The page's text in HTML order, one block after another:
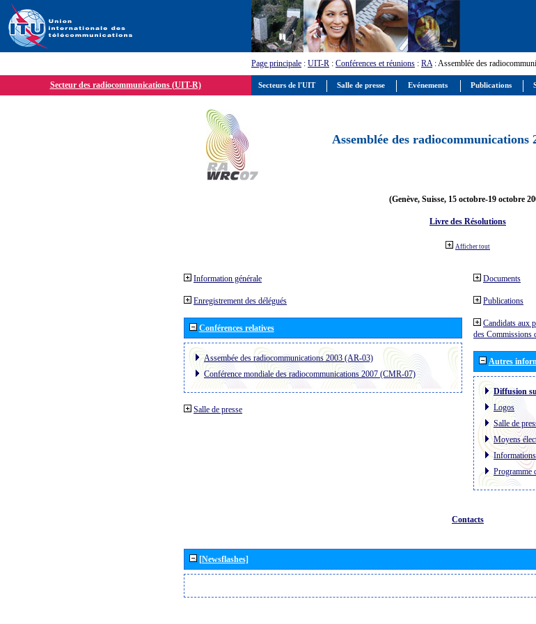
Page principale : UIT-R : Conférences et réunions : RA: Assemblée des
Secteur des radiocommunications (UIT-R)
Assemblée des radiocommunications
(Genève, Suisse, 15 octobre-19 octobre
Livre des Résolutions
Afficher tout
Information générale
Enregistrement des délégués
Conférences relatives
Assembée des radiocommunications 2003 (AR-03)
Conférence mondiale des radiocommunications 2007 (CMR-07)
Salle de presse
Documents
Publications
Candidats aux
des Commissions
Autres
Diffusion
Logos
Salle de
Moyens
Programme
Contacts
[Newsflashes]
Secteurs de l'UIT Salle de presse Evénements Publications